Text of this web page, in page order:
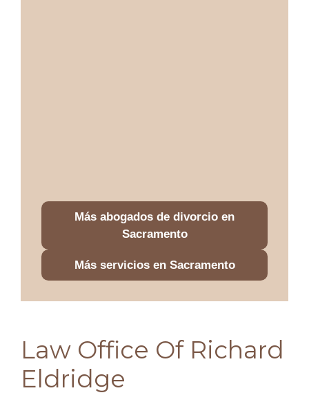
Más abogados de divorcio en
Sacramento
Más servicios en Sacramento
Law Office Of Richard
Eldridge